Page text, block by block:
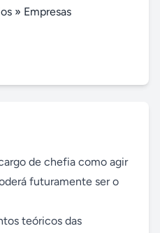
» Empresas
de chefia como agir
futuramente ser o
teóricos das